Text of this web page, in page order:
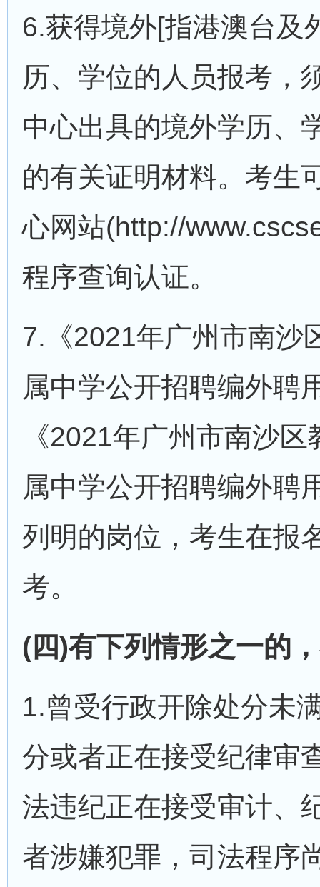
6.获得境外[指港澳台及
历、学位的人员报考，
中心出具的境外学历、
的有关证明材料。考生
心网站(http://
程序查询认证。
7.《2021年广州市南沙
属中学公开招聘编外聘
《2021年广州市南沙
属中学公开招聘编外聘
列明的岗位，考生在报
考。
(四)有下列情形之一的
1.曾受行政开除处分未
分或者正在接受纪律审
法违纪正在接受审计、
者涉嫌犯罪，司法程序